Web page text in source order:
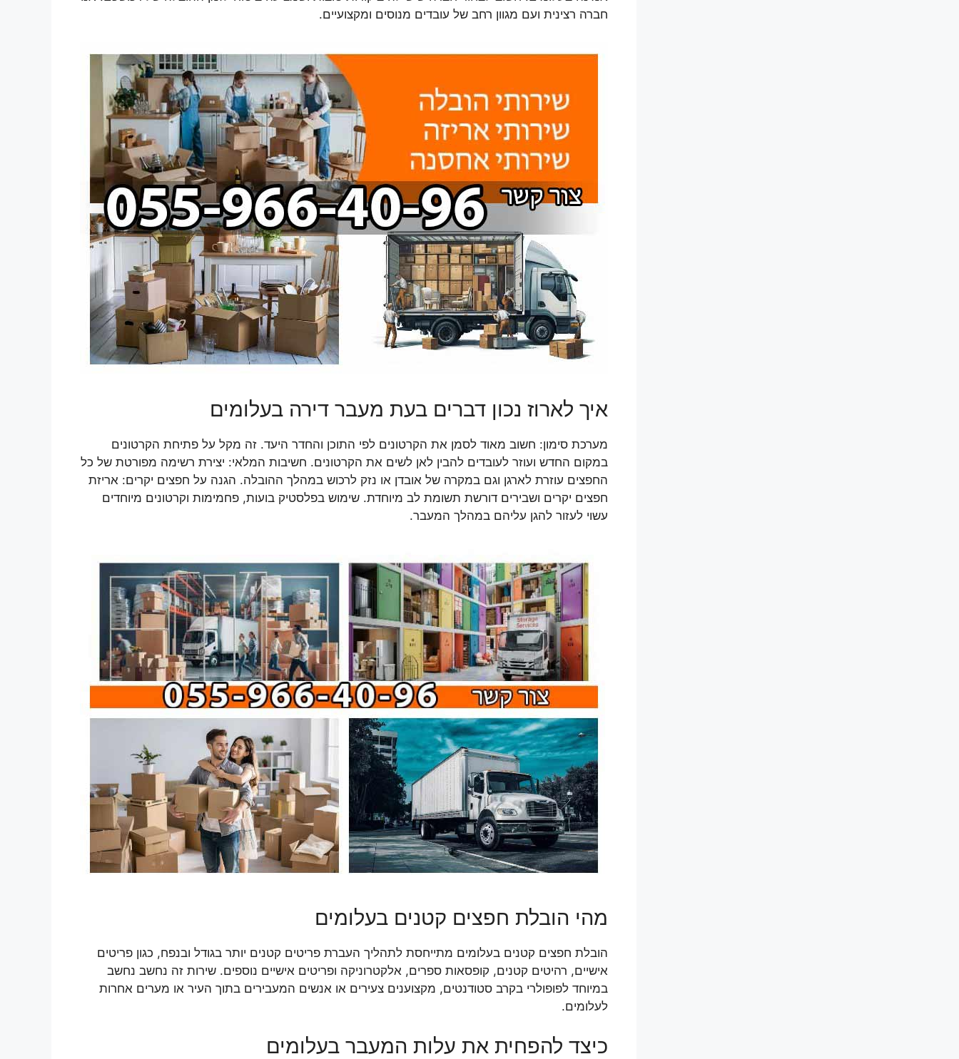
חברה רצינית ועם מגוון רחב של עובדים מנוסים ומקצועיים.
איך לארוז נכון דברים בעת מעבר דירה בעלומים
מערכת סימון: חשוב מאוד לסמן את הקרטונים לפי התוכן והחדר היעד. זה מקל על פתיחת הקרטונים
במקום החדש ועוזר לעובדים להבין לאן לשים את הקרטונים. חשיבות המלאי: יצירת רשימה מפורטת של כל
החפצים עוזרת לארגן וגם במקרה של אובדן או נזק לרכוש במהלך ההובלה. הגנה על חפצים יקרים: אריזת
חפצים יקרים ושבירים דורשת תשומת לב מיוחדת. שימוש בפלסטיק בועות, פחמימות וקרטונים מיוחדים
עשוי לעזור להגן עליהם במהלך המעבר.
מהי הובלת חפצים קטנים בעלומים
הובלת חפצים קטנים בעלומים מתייחסת לתהליך העברת פריטים קטנים יותר בגודל ובנפח, כגון פריטים
אישיים, רהיטים קטנים, קופסאות ספרים, אלקטרוניקה ופריטים אישיים נוספים. שירות זה נחשב נחשב
במיוחד לפופולרי בקרב סטודנטים, מקצוענים צעירים או אנשים המעבירים בתוך העיר או מערים אחרות
לעלומים.
כיצד להפחית את עלות המעבר בעלומים